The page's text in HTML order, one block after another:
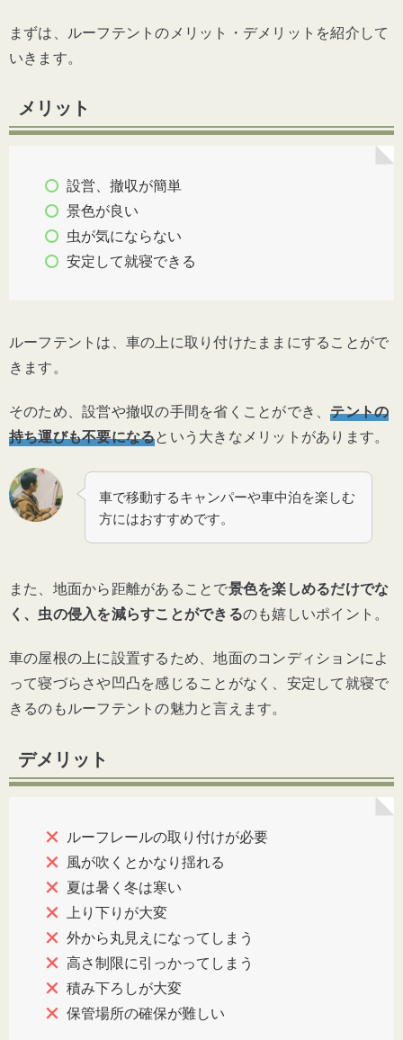
まずは、ルーフテントのメリット・デメリットを紹介して
いきます。
メリット
設営、撤収が簡単
景色が良い
虫が気にならない
安定して就寝できる
ルーフテントは、車の上に取り付けたままにすることがで
きます。
そのため、設営や撤収の手間を省くことができ、テントの
持ち運びも不要になるという大きなメリットがあります。
車で移動するキャンパーや車中泊を楽しむ
方にはおすすめです。
また、地面から距離があることで景色を楽しめるだけでな
く、虫の侵入を減らすことができるのも嬉しいポイント。
車の屋根の上に設置するため、地面のコンディションによ
って寝づらさや凹凸を感じることがなく、安定して就寝で
きるのもルーフテントの魅力と言えます。
デメリット
ルーフレールの取り付けが必要
風が吹くとかなり揺れる
夏は暑く冬は寒い
上り下りが大変
外から丸見えになってしまう
高さ制限に引っかってしまう
積み下ろしが大変
保管場所の確保が難しい